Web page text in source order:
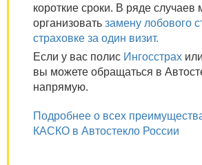
короткие сроки. В ряде случаев
организовать замену лобового
страховке за один визит.
Если у вас полис Ингосстрах или
вы можете обращаться в
напрямую.
Подробнее о всех
КАСКО в Автостекло России